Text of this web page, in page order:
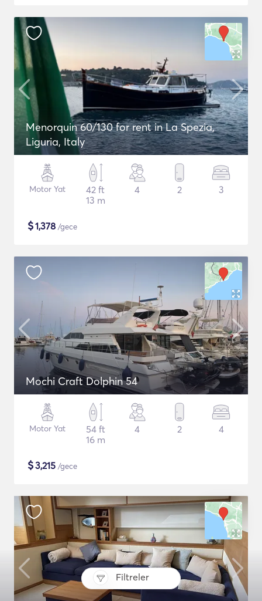
Filtreler
Menorquin 60/130 for rent in La Spezia,
Liguria, Italy
Motor Yat
42 ft
13 m
4 2 3
$1,378 /gece
Mochi Craft Dolphin 54
Motor Yat
54 ft
16 m
4 2 4
$3,215 /gece